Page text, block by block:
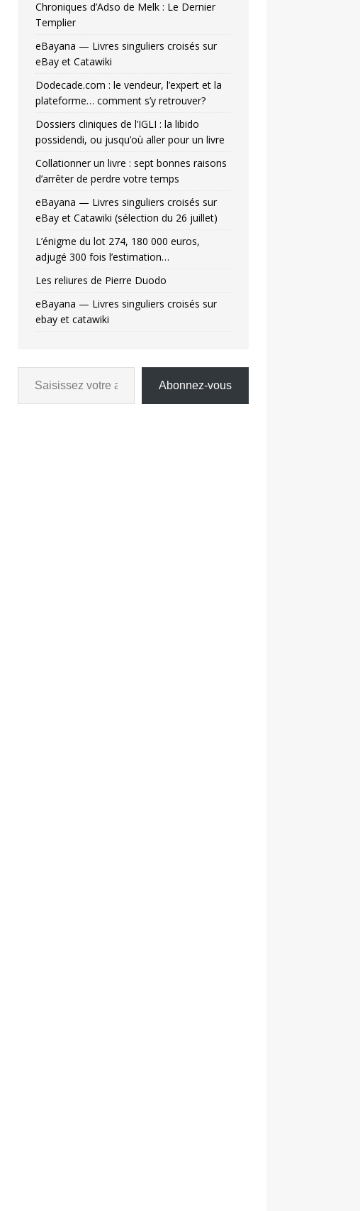
Chroniques d’Adso de Melk : Le Dernier
Templier
eBayana — Livres singuliers croisés sur
eBay et Catawiki
Dodecade.com : le vendeur, l’expert et la
plateforme… comment s’y retrouver?
Dossiers cliniques de l’IGLI : la libido
possidendi, ou jusqu’où aller pour un livre
Collationner un livre : sept bonnes raisons
d’arrêter de perdre votre temps
eBayana — Livres singuliers croisés sur
eBay et Catawiki (sélection du 26 juillet)
L’énigme du lot 274, 180 000 euros,
adjugé 300 fois l’estimation…
Les reliures de Pierre Duodo
eBayana — Livres singuliers croisés sur
ebay et catawiki
Abonnez-vous